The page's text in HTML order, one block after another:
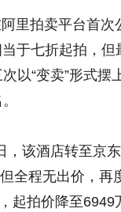
里拍卖平台首
于七折起拍，
以“变卖”形式
，该酒店转至京
全程无出价，再
起拍价降至